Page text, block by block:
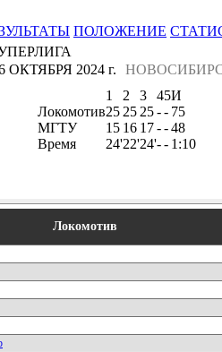
ПОЛОЖЕНИЕ
ОКТЯБРЯ 2024 г.
1 2 3 45И
Локомотив25 25 25-- 75
МГТУ
15 16 17--48
Время
24'22'24'-- 1:10
Локомотив